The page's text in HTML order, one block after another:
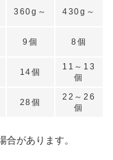
360g～ 430g～
9個 8個
14個
11～13
個
28個
22～26
個
があります。